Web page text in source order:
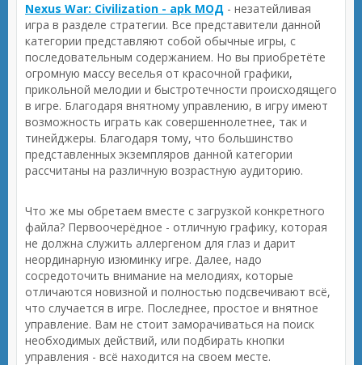
Nexus War: Civilization - apk МОД - незатейливая
игра в разделе стратегии. Все представители данной
категории представляют собой обычные игры, с
последовательным содержанием. Но вы приобретёте
огромную массу веселья от красочной графики,
прикольной мелодии и быстротечности происходящего
в игре. Благодаря внятному управлению, в игру имеют
возможность играть как совершеннолетнее, так и
тинейджеры. Благодаря тому, что большинство
представленных экземпляров данной категории
рассчитаны на различную возрастную аудиторию.
Что же мы обретаем вместе с загрузкой конкретного
файла? Первоочерёдное - отличную графику, которая
не должна служить аллергеном для глаз и дарит
неординарную изюминку игре. Далее, надо
сосредоточить внимание на мелодиях, которые
отличаются новизной и полностью подсвечивают всё,
что случается в игре. Последнее, простое и внятное
управление. Вам не стоит заморачиваться на поиск
необходимых действий, или подбирать кнопки
управления - всё находится на своем месте.